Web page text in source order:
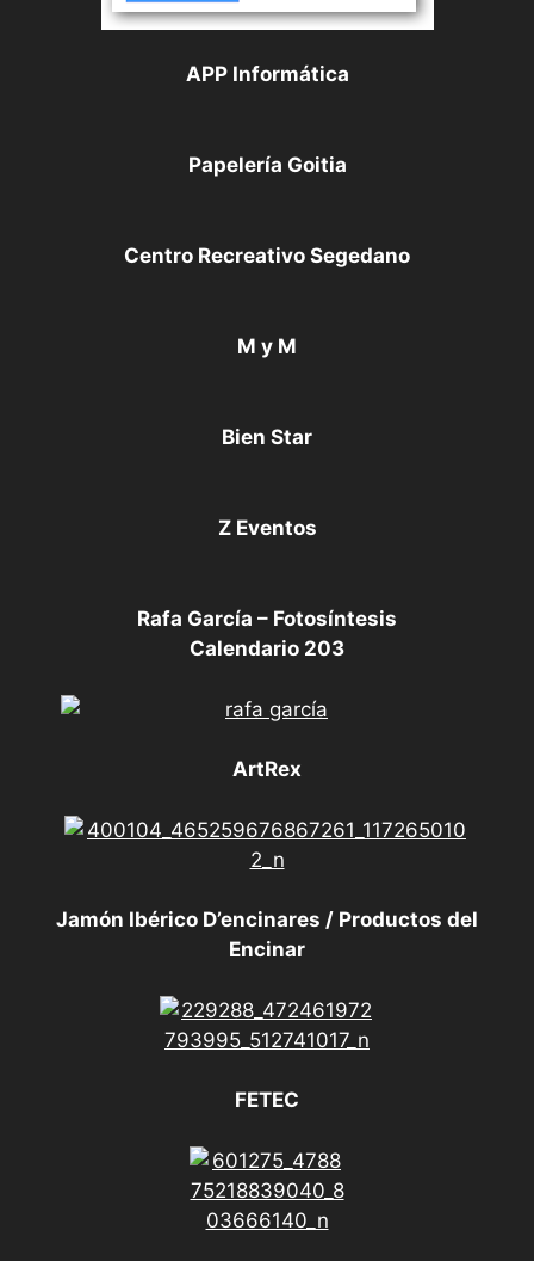
APP Informática
Papelería Goitia
Centro Recreativo Segedano
M y M
Bien Star
Z Eventos
Rafa García – Fotosíntesis
Calendario 203
ArtRex
Jamón Ibérico D’encinares / Productos del
Encinar
FETEC